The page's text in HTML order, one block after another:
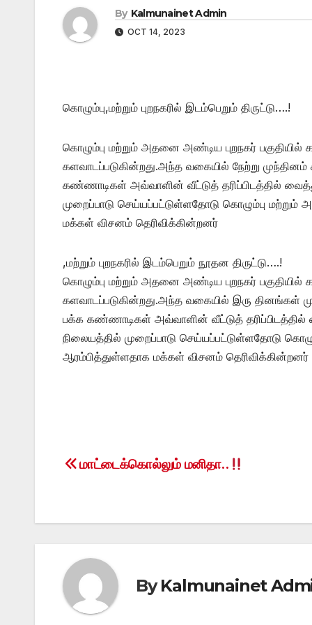
By Kalmunainet Admin
OCT 14, 2023
கொழும்பு,மற்றும் புறநகரில் இடம்பெறும் திருட்டு….!
கொழும்பு மற்றும் அதனை அண்டிய புறநகர்
களவாடப்படுகின்றது.அந்த வகையில் நேற்று
கண்ணாடிகள் அவ்வாளின் வீட்டுத் தரிப்பிடத்தில்
முறைப்பாடு செய்யப்பட்டுள்ளதோடு கொழும்பு
மக்கள் விசனம் தெரிவிக்கின்றனர்
,மற்றும் புறநகரில் இடம்பெறும் நூதன திருட்டு….!
கொழும்பு மற்றும் அதனை அண்டிய புறநகர்
களவாடப்படுகின்றது.அந்த வகையில் இரு தினங்கள்
பக்க கண்ணாடிகள் அவ்வாளின் வீட்டுத்
நிலையத்தில் முறைப்பாடு செய்யப்பட்டுள்ளதோடு
ஆரம்பித்துள்ளதாக மக்கள் விசனம் தெரிவிக்கின்றனர்
Post
மாட்டைக்கொல்லும் மனிதா..
ByKalmunainet